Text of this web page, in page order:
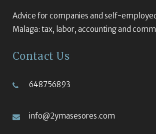
Advice for companies and self-
Malaga: tax, labor, accounting and
Contact Us
648756893
info@2ymasesores.com